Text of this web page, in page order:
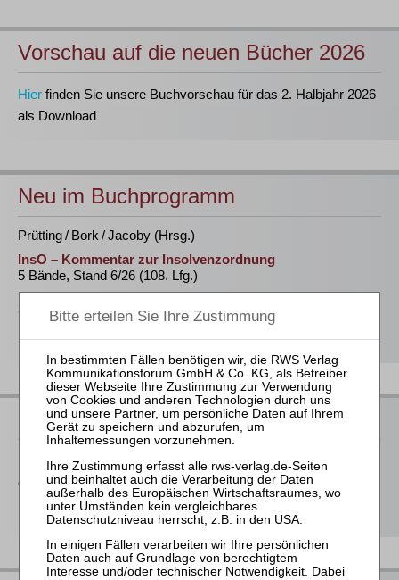
Vorschau auf die neuen Bücher 2026
Hier finden Sie unsere Buchvorschau für das 2. Halbjahr 2026
als Download
Neu im Buchprogramm
Prütting / Bork / Jacoby (Hrsg.)
InsO – Kommentar zur Insolvenzordnung
5 Bände, Stand 6/26 (108. Lfg.)
368,00 €
RWS bei Juris
Der RWS Verlag istPartner der jurisAllianz. Vieler unserer Titel
erhalten Sie deshalb auch im Rahmen ausgewählter juris-
Produkte.